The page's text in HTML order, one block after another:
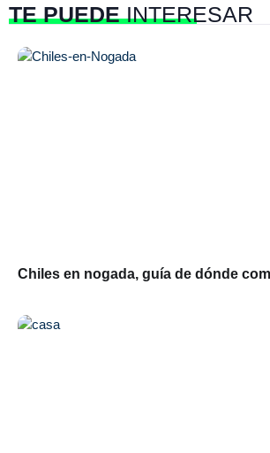
TE PUEDEINTERESAR
Chiles en nogada, guía de dónde